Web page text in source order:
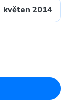
květen 2014